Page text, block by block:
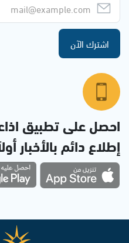
اشترك الآن
احصل على تطبيق
إطلاع دائم بالأخبار